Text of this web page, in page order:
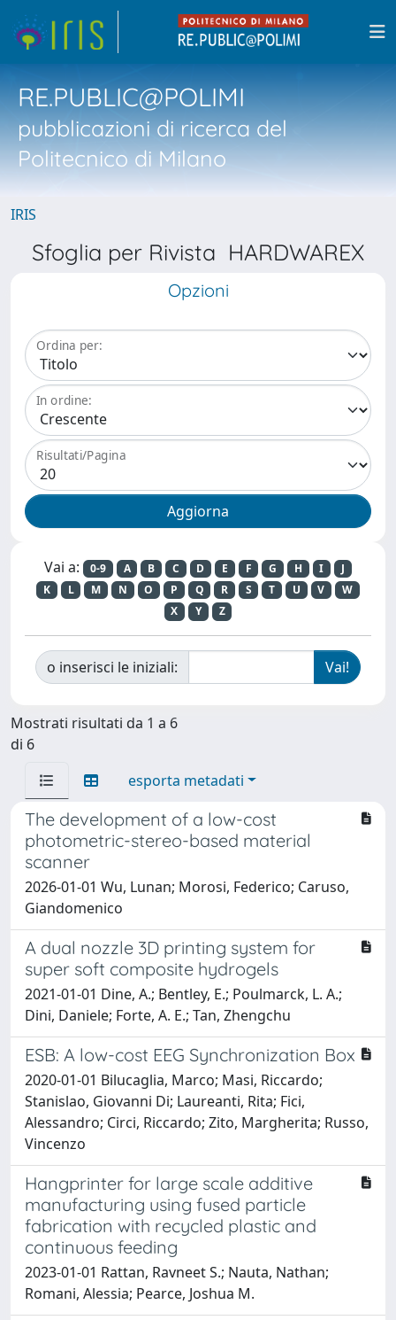
RE.PUBLIC@POLIMI
pubblicazioni di ricerca del
Politecnico di Milano
IRIS
Sfoglia per Rivista HARDWAREX
Opzioni
Ordina per:
In ordine:
Risultati/Pagina
Vai a: 0-9 A B C D E F G H I
J
K
L M N O P Q R S T U V
W
X
Y Z
o inserisci le iniziali:
Mostrati risultati da 1 a 6
di 6
esporta metadati
The development of a low-cost
photometric-stereo-based material
scanner
2026-01-01 Wu, Lunan; Morosi, Federico; Caruso,
Giandomenico
A dual nozzle 3D printing system for
super soft composite hydrogels
2021-01-01 Dine, A.; Bentley, E.; Poulmarck, L. A.;
Dini, Daniele; Forte, A. E.; Tan, Zhengchu
ESB: A low-cost EEG Synchronization Box
2020-01-01 Bilucaglia, Marco; Masi, Riccardo;
Stanislao, Giovanni Di; Laureanti, Rita; Fici,
Alessandro; Circi, Riccardo; Zito, Margherita; Russo,
Vincenzo
Hangprinter for large scale additive
manufacturing using fused particle
fabrication with recycled plastic and
continuous feeding
2023-01-01 Rattan, Ravneet S.; Nauta, Nathan;
Romani, Alessia; Pearce, Joshua M.